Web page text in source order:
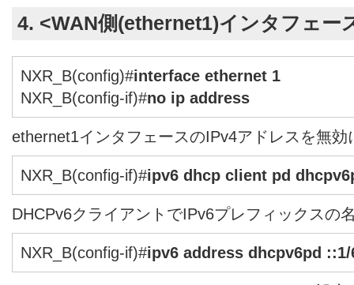
4. <WAN側(ethernet1)インタフェー
NXR_B(config)#interface ethernet 1
NXR_B(config-if)#no ip address
ethernet1インタフェースのIPv4アドレスを無効
NXR_B(config-if)#ipv6 dhcp client pd
DHCPv6クライアントでIPv6プレフィックスの
NXR_B(config-if)#ipv6 address dhcpv6pd ::1/